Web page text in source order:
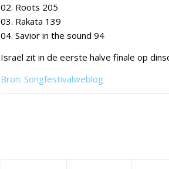
02. Roots 205
03. Rakata 139
04. Savior in the sound 94
Israël zit in de eerste halve finale op
Bron: Songfestivalweblog